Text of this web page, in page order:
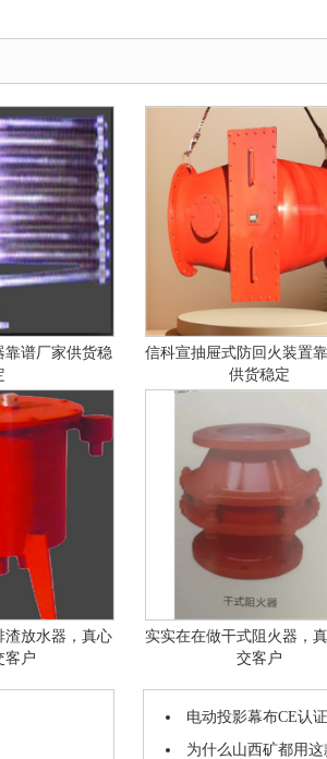
靠谱厂家供货稳
信科宣抽屉式防回火装置
供货稳定
渣放水器，真心
客户
实实在在做干式阻火器，
交客户
电动投影幕布CE认
为什么山西矿都用